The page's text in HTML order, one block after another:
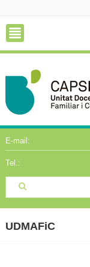
E-mail:
Tel.:
UDMAFiC